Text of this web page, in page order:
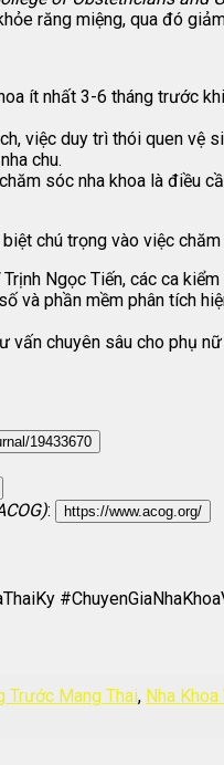
răng miệng, qua đó
ít nhất 3-6 tháng trước
việc duy trì thói quen vệ
chu.
sóc nha khoa là điều
chú trọng vào việc
Ngọc Tiến, các ca
và phần mềm phân tích
vấn chuyên sâu cho phụ
19433670
: https://www.acog.org/
Trước Mang Thai, Nha